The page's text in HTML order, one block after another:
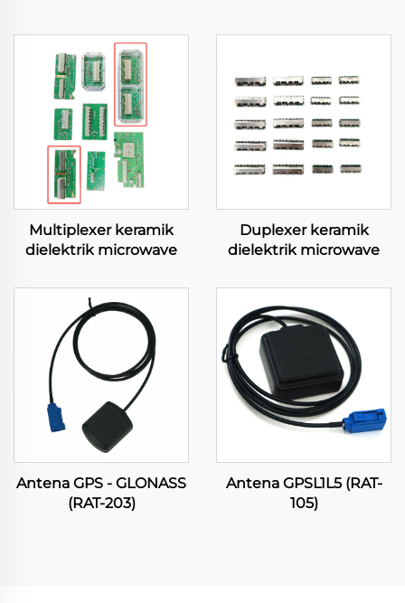
Multiplexer keramik
dielektrik microwave
Duplexer keramik
dielektrik microwave
Antena GPS - GLONASS
(RAT-203)
Antena GPSL1L5 (RAT-
105)